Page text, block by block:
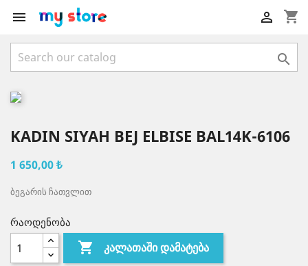
 shopping_cart


KADIN SIYAH BEJ ELBISE BAL14K-6106
1 650,00 ₺
ბეგარის ჩათვლით
რაოდენობა
 ᲙᲐᲚᲐᲗᲐᲨᲘ ᲓᲐᲛᲐᲢᲔᲑᲐ